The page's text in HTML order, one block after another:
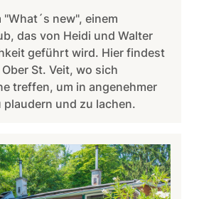
new", einem
das von Heidi und Walter
geführt wird. Hier findest
St. Veit, wo sich
treffen, um in angenehmer
plaudern und zu lachen.